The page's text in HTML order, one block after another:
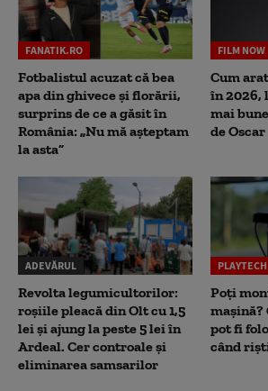
FANATIK.RO
Fotbalistul acuzat că bea
apa din ghivece și florării,
surprins de ce a găsit în
România: „Nu mă așteptam
la asta”
FILM NOW
Cum
în 2026,
mai
de Oscar
ADEVĂRUL
Revolta legumicultorilor:
roșiile pleacă din Olt cu 1,5
lei și ajung la peste 5 lei în
Ardeal. Cer controale și
eliminarea samsarilor
PLAYTECH
Poți
pot fi
când